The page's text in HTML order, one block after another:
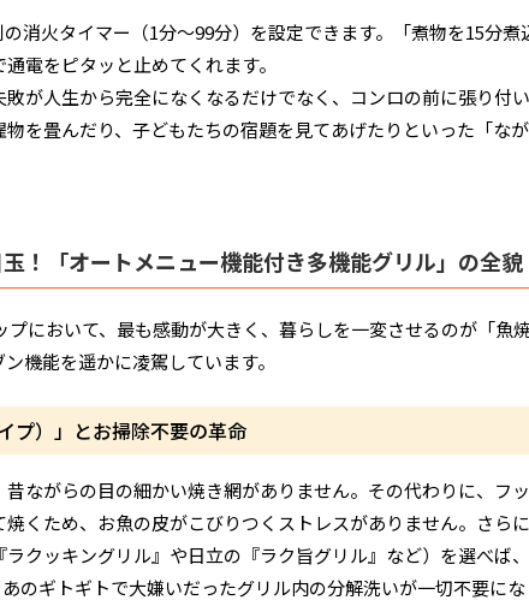
消火タイマー（1分〜99分）を設定できます。「煮物を15分
電をピタッと止めてくれます。
敗が人生から完全になくなるだけでなく、コンロの前に張り付
を畳んだり、子どもたちの宿題を見てあげたりといった「な
！「オートメニュー機能付き多機能グリル」の全貌
において、最も感動が大きく、暮らしを一変させるのが「魚
機能を遥かに凌駕しています。
プ）」とお掃除不要の革命
昔ながらの目の細かい焼き網がありません。その代わりに、フ
くため、お魚の皮がこびりつくストレスがありません。さら
クッキングリル』や日立の『ラク旨グリル』など）を選べば
あのギトギトで大嫌いだったグリル内の分解洗いが一切不要に